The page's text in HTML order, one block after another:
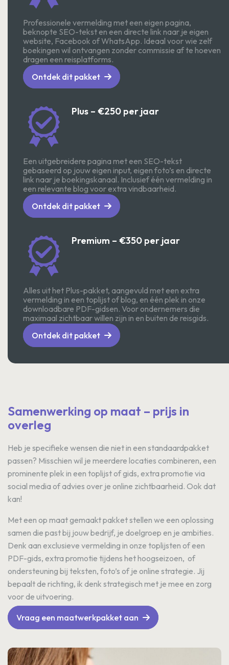
Professionele vermelding met een eigen pagina,
beknopte SEO-tekst en een directe link naar je eigen
website, Facebook of WhatsApp. Ideaal voor wie zelf
boekingen wil ontvangen zonder commissie af te hoeven
dragen een reisplatforms.
Ontdek dit pakket
Plus – €250 per jaar
Een uitgebreidere pagina met een SEO-tekst
gebaseerd op jouw eigen input, eigen foto’s en directe
link naar je boekingskanaal. Inclusief één vermelding in
een relevante blog voor extra vindbaarheid.
Ontdek dit pakket
Premium – €350 per jaar
Alles uit het Plus-pakket, aangevuld met een extra
vermelding in een toplijst of blog, en één plek in onze
downloadbare PDF-gidsen. Voor ondernemers die
maximaal zichtbaar willen zijn in en buiten de reisgids.
Ontdek dit pakket
Samenwerking op maat – prijs in
overleg
Heb je specifieke wensen die niet in een standaardpakket
passen? Misschien wil je meerdere locaties combineren, een
prominente plek in een toplijst of gids, extra promotie via
social media of advies over je online zichtbaarheid. Ook dat
kan!
Met een op maat gemaakt pakket stellen we een oplossing
samen die past bij jouw bedrijf, je doelgroep en je ambities.
Denk aan exclusieve vermelding in onze toplijsten of een
PDF-gids, extra promotie tijdens het hoogseizoen, of
ondersteuning bij teksten, foto’s of je online strategie. Jij
bepaalt de richting, ik denk strategisch met je mee en zorg
voor de uitvoering.
Vraag een maatwerkpakket aan